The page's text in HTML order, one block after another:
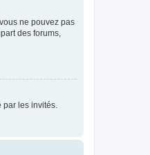
ne pouvez pas
des forums,
les invités.